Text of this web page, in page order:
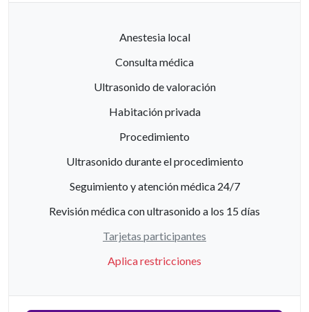
Anestesia local
Consulta médica
Ultrasonido de valoración
Habitación privada
Procedimiento
Ultrasonido durante el procedimiento
Seguimiento y atención médica 24/7
Revisión médica con ultrasonido a los 15 días
Tarjetas participantes
Aplica restricciones